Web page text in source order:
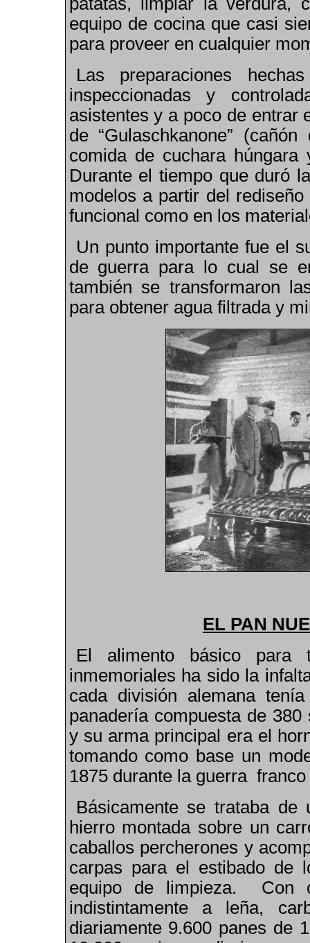
equipo de cocina que casi
para proveer en cualquier
Las preparaciones
inspeccionadas y
asistentes y a poco de entrar
de “Gulaschkanone”
comida de cuchara
Durante el tiempo que duró
modelos a partir del
funcional como en los
Un punto importante fue el
de guerra para lo cual se
también se transformaron
para obtener agua filtrada y
EL PAN
El alimento básico para
inmemoriales ha sido la
cada división alemana
panadería compuesta de
y su arma principal era el
tomando como base un
1875 durante la guerra
Básicamente se trataba de
hierro montada sobre un
caballos percherones y
carpas para el estibado de
equipo de limpieza. Con
indistintamente a leña,
diariamente 9.600 panes de